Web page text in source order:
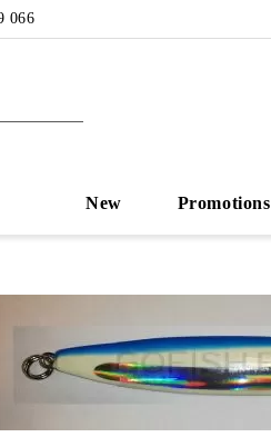
066
New Promotions